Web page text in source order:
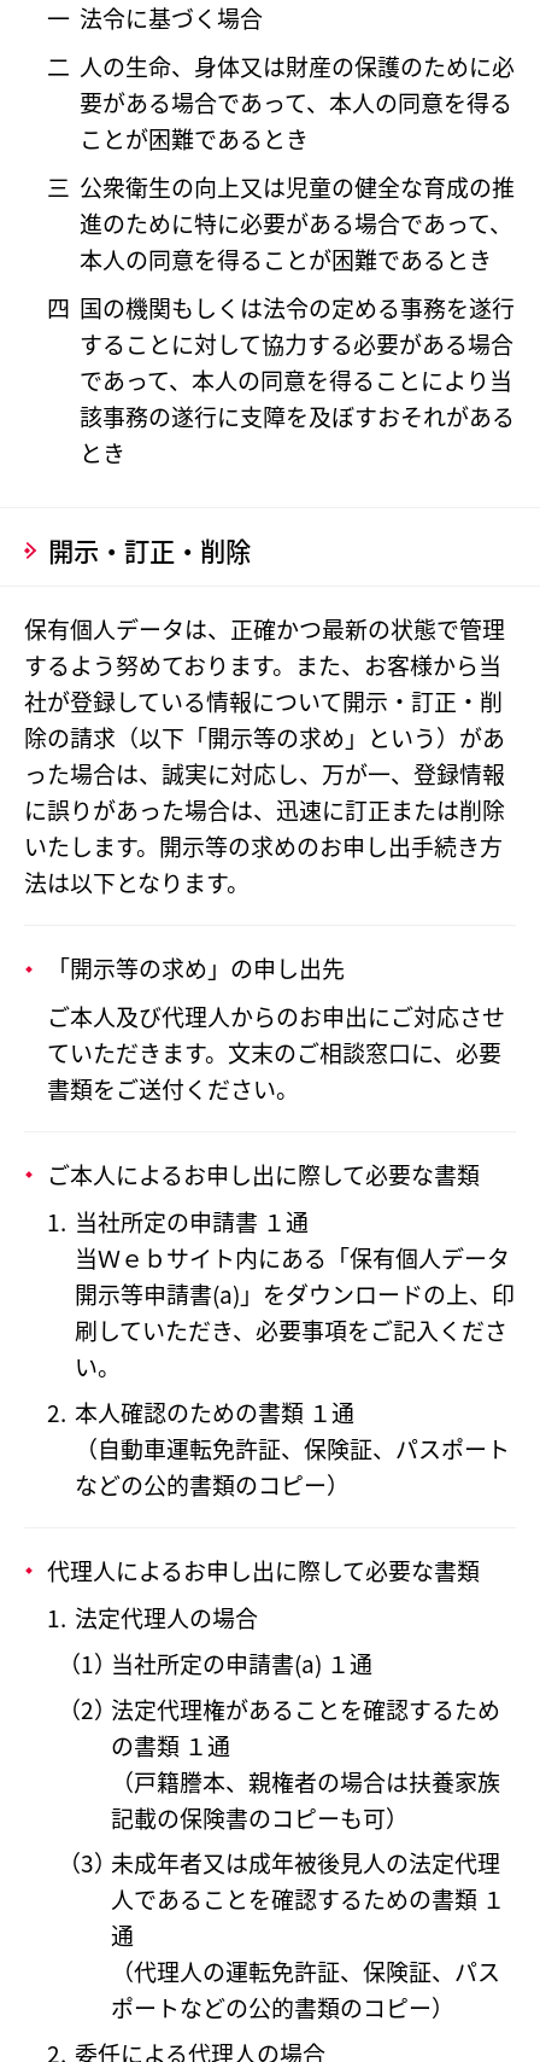
一 法令に基づく場合
二 人の生命、身体又は財産の保護のために必
要がある場合であって、本人の同意を得る
ことが困難であるとき
三 公衆衛生の向上又は児童の健全な育成の推
進のために特に必要がある場合であって、
本人の同意を得ることが困難であるとき
四 国の機関もしくは法令の定める事務を遂行
することに対して協力する必要がある場合
であって、本人の同意を得ることにより当
該事務の遂行に支障を及ぼすおそれがある
とき
開示・訂正・削除
保有個人データは、正確かつ最新の状態で管理
するよう努めております。また、お客様から当
社が登録している情報について開示・訂正・削
除の請求（以下「開示等の求め」という）があ
った場合は、誠実に対応し、万が一、登録情報
に誤りがあった場合は、迅速に訂正または削除
いたします。開示等の求めのお申し出手続き方
法は以下となります。
「開示等の求め」の申し出先
ご本人及び代理人からのお申出にご対応させ
ていただきます。文末のご相談窓口に、必要
書類をご送付ください。
ご本人によるお申し出に際して必要な書類
当社所定の申請書 １通
当Ｗｅｂサイト内にある「保有個人データ
開示等申請書(a)」をダウンロードの上、印
刷していただき、必要事項をご記入くださ
い。
本人確認のための書類 １通
（自動車運転免許証、保険証、パスポート
などの公的書類のコピー）
代理人によるお申し出に際して必要な書類
法定代理人の場合
当社所定の申請書(a) １通
法定代理権があることを確認するため
の書類 １通
（戸籍謄本、親権者の場合は扶養家族
記載の保険書のコピーも可）
未成年者又は成年被後見人の法定代理
人であることを確認するための書類 １
通
（代理人の運転免許証、保険証、パス
ポートなどの公的書類のコピー）
委任による代理人の場合